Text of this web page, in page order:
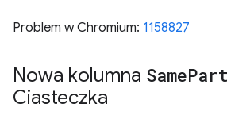
Problem w Chromium: 1158827
Nowa kolumna Same
Ciasteczka